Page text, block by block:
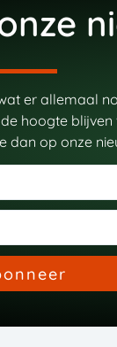
er allemaal
hoogte
dan op onze